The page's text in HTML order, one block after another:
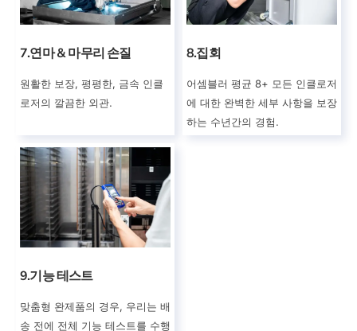
7.연마 & 마무리 손질
원활한 보장, 평평한, 금속 인클
로저의 깔끔한 외관.
8.집회
어셈블러 평균 8+ 모든 인클로저
에 대한 완벽한 세부 사항을 보장
하는 수년간의 경험.
9.기능 테스트
맞춤형 완제품의 경우, 우리는 배
송 전에 전체 기능 테스트를 수행